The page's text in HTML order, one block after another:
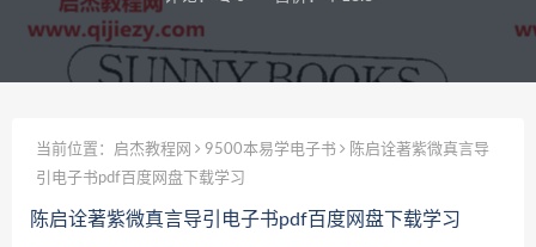
当前位置： 启杰教程网 9500本易学电子书
陈启诠著紫微真言导
引电子书pdf百度网盘下载学习
陈启诠著紫微真言导引电子书pdf百度网盘下载学习